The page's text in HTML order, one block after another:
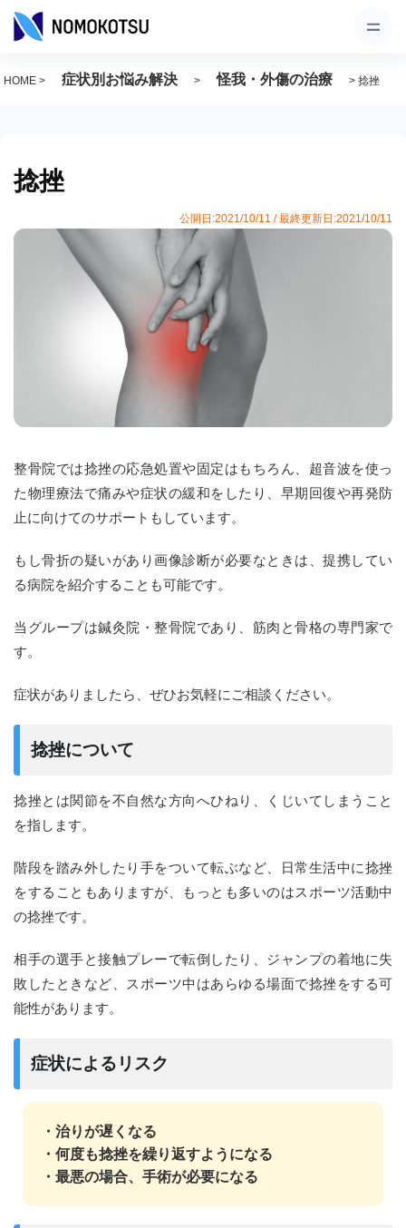
HOME > 症状別お悩み解決 > 怪我・外傷の治療 > 捻挫
捻挫
公開日:2021/10/11 / 最終更新日:2021/10/11
整骨院では捻挫の応急処置や固定はもちろん、超音波を使っ
た物理療法で痛みや症状の緩和をしたり、早期回復や再発防
止に向けてのサポートもしています。
もし骨折の疑いがあり画像診断が必要なときは、提携してい
る病院を紹介することも可能です。
当グループは鍼灸院・整骨院であり、筋肉と骨格の専門家で
す。
症状がありましたら、ぜひお気軽にご相談ください。
捻挫について
捻挫とは関節を不自然な方向へひねり、くじいてしまうこと
を指します。
階段を踏み外したり手をついて転ぶなど、日常生活中に捻挫
をすることもありますが、もっとも多いのはスポーツ活動中
の捻挫です。
相手の選手と接触プレーで転倒したり、ジャンプの着地に失
敗したときなど、スポーツ中はあらゆる場面で捻挫をする可
能性があります。
症状によるリスク
・治りが遅くなる
・何度も捻挫を繰り返すようになる
・最悪の場合、手術が必要になる